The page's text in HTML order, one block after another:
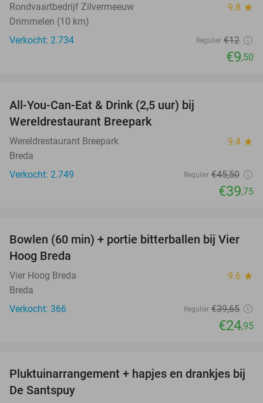
Rondvaartbedrijf Zilvermeeuw 9.8 star
Drimmelen (10 km)
Verkocht: 2.734
Regulier €12
€9,50
All-You-Can-Eat & Drink (2,5 uur) bij
Wereldrestaurant Breepark
Wereldrestaurant Breepark 9.4 star
Breda
Verkocht: 2.749
Regulier €45,50
€39,75
37%
Bowlen (60 min) + portie bitterballen bij Vier
Hoog Breda
Vier Hoog Breda 9.6 star
Breda
Verkocht: 366
Regulier €39,65
€24,95
41%
Pluktuinarrangement + hapjes en drankjes bij
De Santspuy